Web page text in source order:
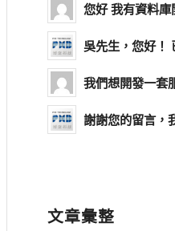
您好 我有資料
吳先生，您好！
我們想開發一套
謝謝您的留言，
文章彙整